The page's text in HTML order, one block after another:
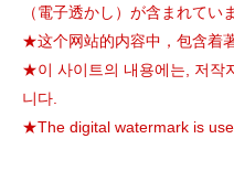
（電子透かし）が含まれてい
★这个网站的内容中，包含着
★이 사이트의 내용에는, 저작
니다.
★The digital watermark is